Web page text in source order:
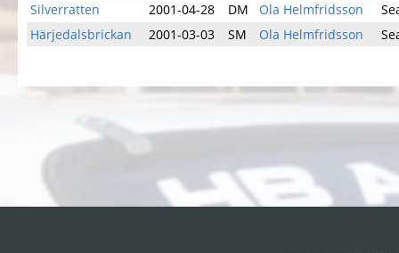
Silverratten
2001-04-28 DM Ola Helmfridsson
Härjedalsbrickan
2001-03-03 SM Ola Helmfridsson